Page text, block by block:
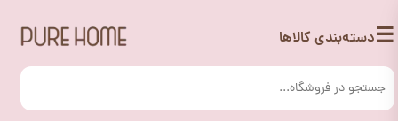
☰دسته‌بندی کالاها